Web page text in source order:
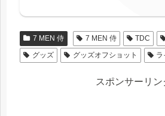
7 MEN 侍 7 MEN 侍 TDC
グッズ
グッズオフショット ラ
スポンサーリン